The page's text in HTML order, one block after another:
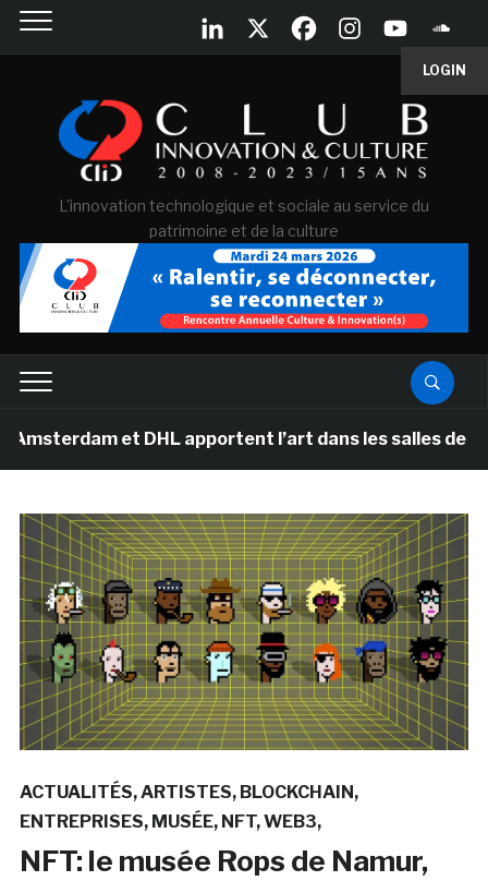
LOGIN
L'innovation technologique et sociale au service du
patrimoine et de la culture
et DHL apportent l’art dans les salles de classe
ACTUALITÉS ARTISTES BLOCKCHAIN
ENTREPRISES MUSÉE NFT WEB3
NFT: le musée Rops de Namur,